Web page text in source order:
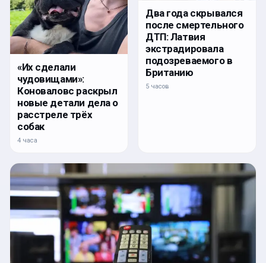
«Их сделали
чудовищами»:
Коноваловс раскрыл
новые детали дела о
расстреле трёх
собак
4 часа
Два года скрывался
после смертельного
ДТП: Латвия
экстрадировала
подозреваемого в
Британию
5 часов